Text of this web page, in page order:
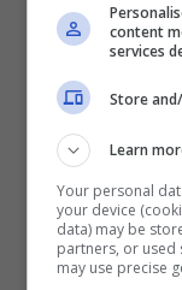
Per i nuovi
Scommesse
content
services
Store
Learn
Your personal
your device
data) may be
partners, or used
may use precise